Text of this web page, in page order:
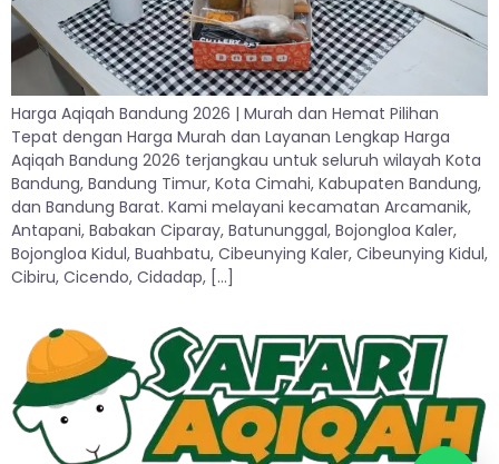
Harga Aqiqah Bandung 2026 | Murah dan Hemat Pilihan
Tepat dengan Harga Murah dan Layanan Lengkap Harga
Aqiqah Bandung 2026 terjangkau untuk seluruh wilayah Kota
Bandung, Bandung Timur, Kota Cimahi, Kabupaten Bandung,
dan Bandung Barat. Kami melayani kecamatan Arcamanik,
Antapani, Babakan Ciparay, Batununggal, Bojongloa Kaler,
Bojongloa Kidul, Buahbatu, Cibeunying Kaler, Cibeunying Kidul,
Cibiru, Cicendo, Cidadap, […]